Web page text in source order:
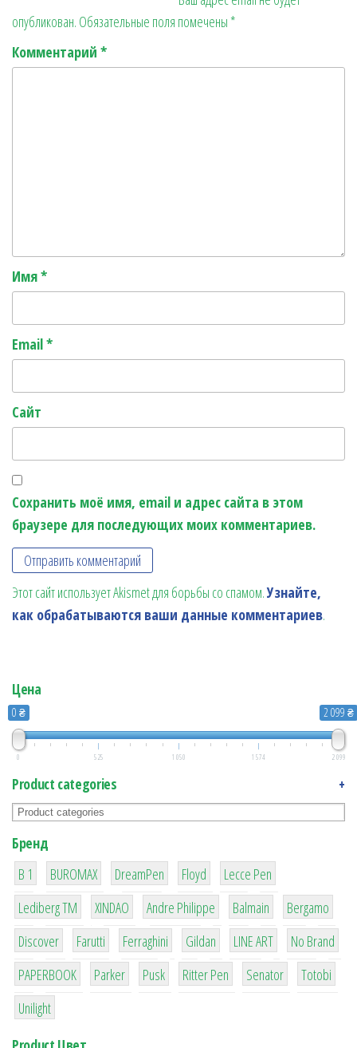
t
r
ит
ь
опубликован. Обязательные поля помечены *
Комментарий *
Имя*
Email*
Сайт
Сохранить моё имя, email и адрес сайта в этом
браузере для последующих моих комментариев.
Этот сайт использует Akismet для борьбы со спамом.Узнайте,
как обрабатываются ваши данные комментариев.
Цена
0 ₴ 2 099 ₴
0 525 1 050 1 574 2 099
Product categories +
Бренд
B 1
1
BUROMAX
1
DreamPen
2
Floyd
2
Lecce Pen
3
Lediberg ТМ
3
XINDAO
1
Andre Philippe
4
Balmain
26
Bergamo
64
Discover
299
Farutti
4
Ferraghini
42
Gildan
4
LINE ART
90
No Brand
8
PAPERBOOK
6
Parker
2
Pusk
22
Ritter Pen
15
Senator
43
Totobi
1
Unilight